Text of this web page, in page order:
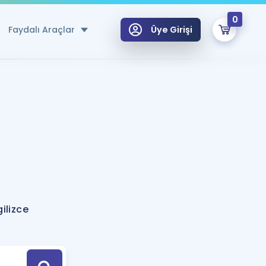
Faydalı Araçlar
Hesaplama Aracı
için Öneriler
Tek Takvimde
Üye Girişi
0